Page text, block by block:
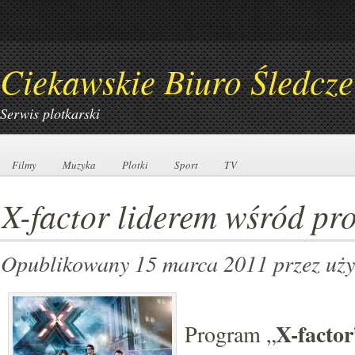
Ciekawskie Biuro Śledcze
Serwis plotkarski
Filmy
Filmy Muzyka
Muzyka Plotki
Plotki Sport
Sport TV
TV
X-factor liderem wśród
Opublikowany 15 marca 2011 przez
Program „X-factor